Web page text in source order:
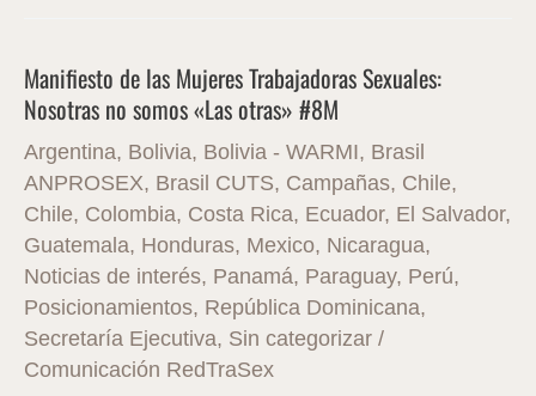
Manifiesto de las Mujeres Trabajadoras Sexuales:
Nosotras no somos «Las otras» #8M
Argentina, Bolivia, Bolivia - WARMI, Brasil
ANPROSEX, Brasil CUTS, Campañas, Chile,
Chile, Colombia, Costa Rica, Ecuador, El Salvador,
Guatemala, Honduras, Mexico, Nicaragua,
Noticias de interés, Panamá, Paraguay, Perú,
Posicionamientos, República Dominicana,
Secretaría Ejecutiva, Sin categorizar /
Comunicación RedTraSex
Manifiesto
de
las
Mujeres
Trabajadoras
Sexuales:
Nosotras
no
somos